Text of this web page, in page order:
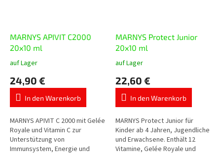
MARNYS APIVIT C2000
20x10 ml
Die
Produktbewertung
ist
5,0
5
Sternen.
auf Lager
24,90 €
In den Warenkorb
MARNYS APIVIT C 2000 mit Gelée
Royale und Vitamin C zur
Unterstützung von
Immunsystem, Energie und
MARNYS Protect Junior
20x10 ml
Die
Produktbewertung
ist
5,0
5
Sternen.
auf Lager
22,60 €
In den Warenkorb
MARNYS Protect Junior für
Kinder ab 4 Jahren, Jugendliche
und Erwachsene. Enthält 12
Vitamine, Gelée Royale und